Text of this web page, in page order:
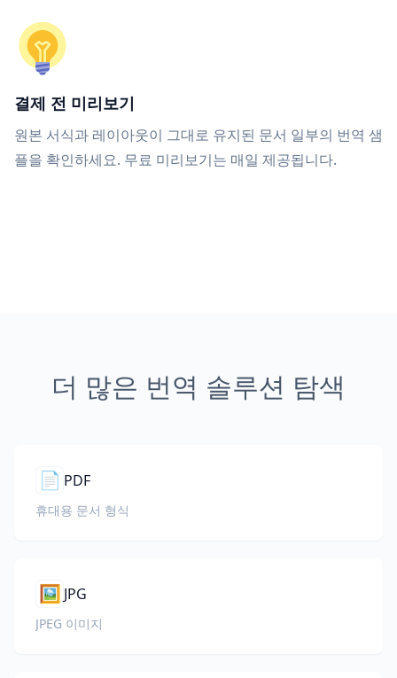
결제 전 미리보기
원본 서식과 레이아웃이 그대로 유지된 문서 일부의 번역 샘
플을 확인하세요. 무료 미리보기는 매일 제공됩니다.
더 많은 번역 솔루션 탐색
📄 PDF
휴대용 문서 형식
🖼️ JPG
JPEG 이미지